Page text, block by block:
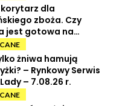
korytarz dla
zboża. Czy
jest gotowa na
tranzytu?
żniwa hamują
– Rynkowy Serwis
– 7.08.26 r.